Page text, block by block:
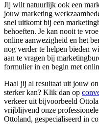
Jij wilt natuurlijk ook een
jouw marketing
snel uitkomt bij een
behoeften. Je kan nooit te
online aanwezigheid en het
nog verder te helpen bieden
aan te vragen bij
formulier in en begin met
Haal jij al resultaat uit jouw
sterker kan? Klik dan op
verkeer uit bijvoorbeeld
vrijblijvend onze
Ottoland, gespecialiseerd in